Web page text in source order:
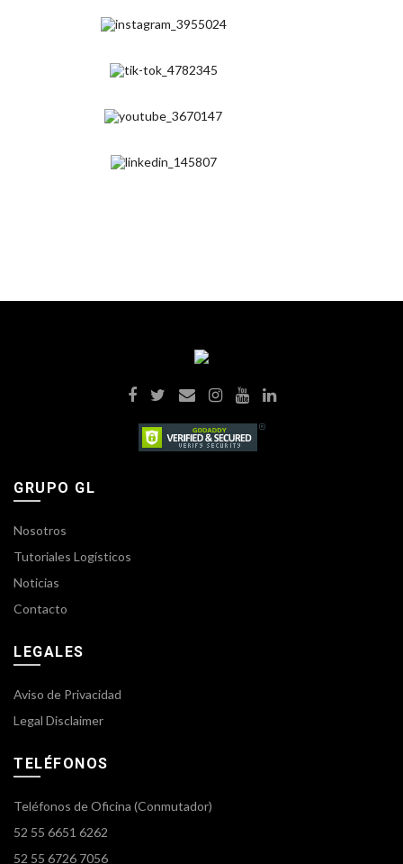
GRUPO GL
Nosotros
Tutoriales Logísticos
Noticias
Contacto
LEGALES
Aviso de Privacidad
Legal Disclaimer
TELÉFONOS
Teléfonos de Oficina (Conmutador)
52 55 6651 6262
52 55 6726 7056